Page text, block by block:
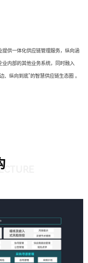
供一体化供应链管理服务，纵向涵
内部的其他业务系统，同时融入
、纵向到底”的智慧供应链生态圈 。